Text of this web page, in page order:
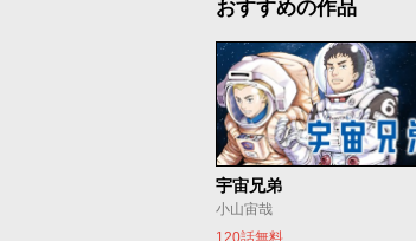
おすすめの作品
宇宙兄弟
小山宙哉
120話無料